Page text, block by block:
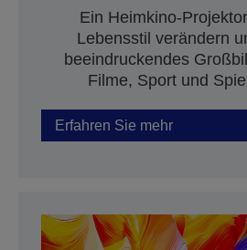
Ein Heimkino-
Lebensstil verändern
beeindruckendes
Filme, Sport und
Erfahren Sie mehr